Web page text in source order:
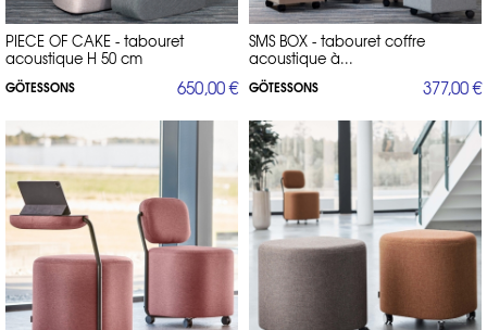
PIECE OF CAKE - tabouret
acoustique H 50 cm
GÖTESSONS 650,00 €
SMS BOX - tabouret coffre
acoustique à...
GÖTESSONS 377,00 €